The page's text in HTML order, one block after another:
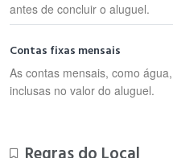
antes de concluir o aluguel.
Contas fixas mensais
As contas mensais, como
inclusas no valor do aluguel.